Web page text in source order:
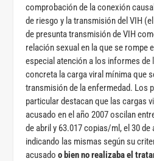
comprobación de la conexión
de riesgo y la transmisión del VIH
de presunta transmisión de VIH
relación sexual en la que se rompe
especial atención a los informes
concreta la carga viral mínima que
transmisión de la enfermedad. Los
particular destacan que las cargas
acusado en el año 2007 oscilan
de abril y 63.017 copias/ml, el 30
indicando las mismas según su
acusado o bien no realizaba el